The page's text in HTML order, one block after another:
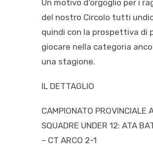
Un motivo d’orgoglio per i
del nostro Circolo tutti
quindi con la prospettiva di
giocare nella categoria
una stagione.
IL DETTAGLIO
CAMPIONATO PROVINCIALE
SQUADRE UNDER 12: ATA
– CT ARCO 2-1